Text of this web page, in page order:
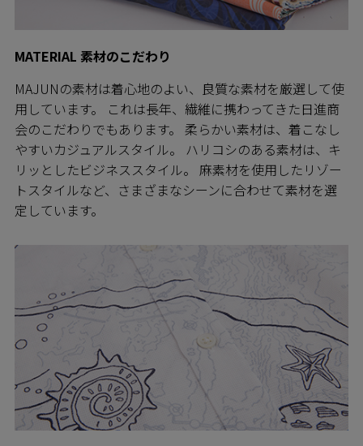
MATERIAL 素材のこだわり
MAJUNの素材は着心地のよい、良質な素材を厳選して使
用しています。 これは長年、繊維に携わってきた日進商
会のこだわりでもあります。 柔らかい素材は、着こなし
やすいカジュアルスタイル。 ハリコシのある素材は、キ
リッとしたビジネススタイル。 麻素材を使用したリゾー
トスタイルなど、さまざまなシーンに合わせて素材を選
定しています。